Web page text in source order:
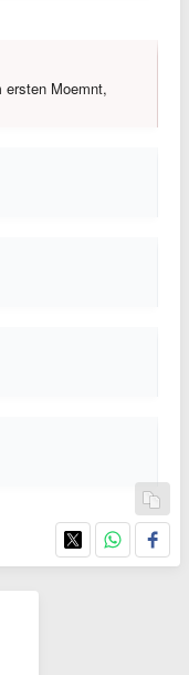
ersten Moemnt,